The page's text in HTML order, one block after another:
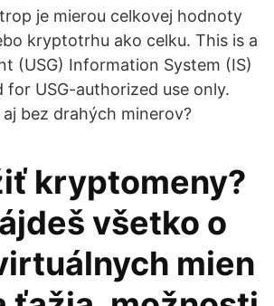
je mierou celkovej hodnoty
kryptotrhu ako celku. This is a
(USG) Information System (IS)
USG-authorized use only.
bez drahých minerov?
kryptomeny?
všetko o
mien